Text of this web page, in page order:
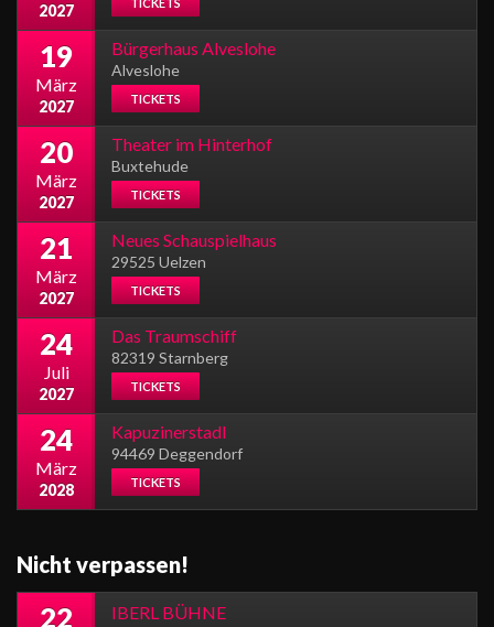
2027
19
März
2027
Bürgerhaus Alveslohe
Alveslohe
TICKETS
20
März
2027
Theater im Hinterhof
Buxtehude
TICKETS
21
März
2027
Neues Schauspielhaus
29525 Uelzen
TICKETS
24
Juli
2027
Das Traumschiff
82319 Starnberg
TICKETS
24
März
2028
Kapuzinerstadl
94469 Deggendorf
TICKETS
Nicht verpassen!
22 IBERL BÜHNE